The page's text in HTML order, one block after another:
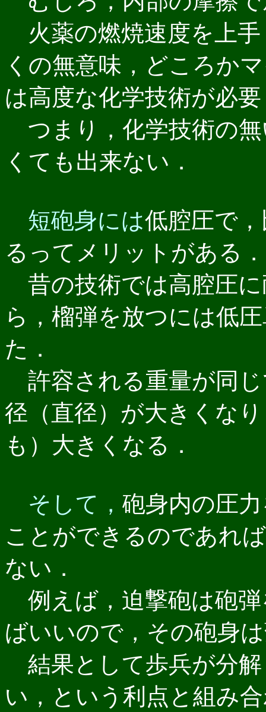
火薬の燃焼速度を上
くの無意味，どころか
は高度な化学技術が必
つまり，化学技術の
くても出来ない．
短砲身には低腔圧で
るってメリットがある．
昔の技術では高腔圧
ら，榴弾を放つには低
た．
許容される重量が同
径（直径）が大きくな
も）大きくなる．
そして， 砲身内の圧
ことができるのであれ
ない．
例えば，迫撃砲は砲
ばいいので，その砲身
結果として歩兵が分
い，という利点と組み